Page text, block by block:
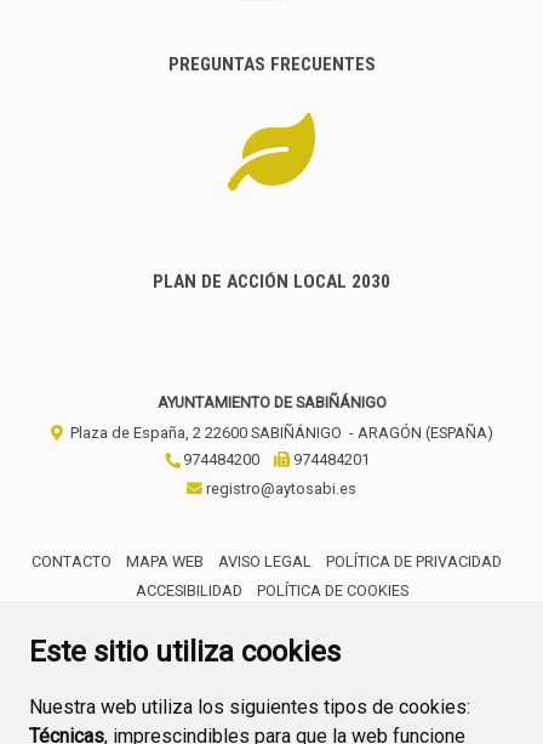
Este sitio utiliza cookies
Nuestra web utiliza los siguientes tipos de cookies:
Técnicas, imprescindibles para que la web funcione
PREGUNTAS FRECUENTES
PLAN DE ACCIÓN LOCAL 2030
AYUNTAMIENTO DE SABIÑÁNIGO
Plaza de España, 2 22600 SABIÑÁNIGO - ARAGÓN (ESPAÑA)
974484200
974484201
registro@aytosabi.es
CONTACTO MAPA WEB AVISO LEGAL
POLÍTICA DE PRIVACIDAD
ACCESIBILIDAD
POLÍTICA DE COOKIES